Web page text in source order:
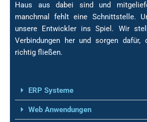
Schnittstellen - wir
machen das
Haus aus dabei sind und
manchmal fehlt eine Schnittstelle.
unsere Entwickler ins Spiel. Wir
Verbindungen her und sorgen dafür,
richtig fließen.
ERP Systeme
Web Anwendungen